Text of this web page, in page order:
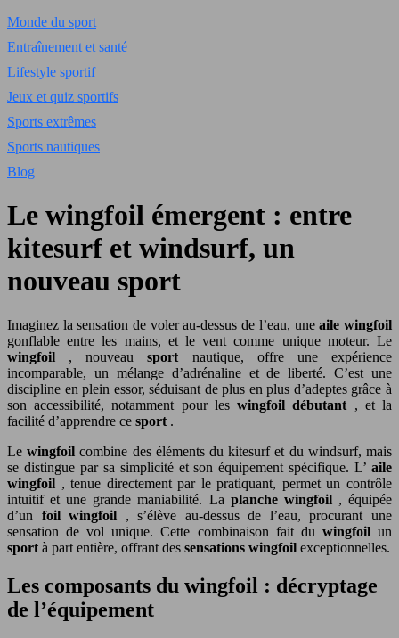
Monde du sport
Entraînement et santé
Lifestyle sportif
Jeux et quiz sportifs
Sports extrêmes
Sports nautiques
Blog
Le wingfoil émergent : entre
kitesurf et windsurf, un
nouveau sport
Imaginez la sensation de voler au-dessus de l’eau, uneaile wingfoil
gonflable entre les mains, et le vent comme unique moteur. Le
wingfoil , nouveausport nautique, offre une expérience
incomparable, un mélange d’adrénaline et de liberté. C’est une
discipline en plein essor, séduisant de plus en plus d’adeptes grâce à
son accessibilité, notamment pour leswingfoil débutant , et la
facilité d’apprendre ce sport .
Lewingfoilcombine des éléments du kitesurf et du windsurf, mais
se distingue par sa simplicité et son équipement spécifique. L’ aile
wingfoil , tenue directement par le pratiquant, permet un contrôle
intuitif et une grande maniabilité. La planche wingfoil , équipée
d’un foil wingfoil , s’élève au-dessus de l’eau, procurant une
sensation de vol unique. Cette combinaison fait du wingfoilun
sport à part entière, offrant des sensations wingfoil exceptionnelles.
Les composants du wingfoil : décryptage
de l’équipement